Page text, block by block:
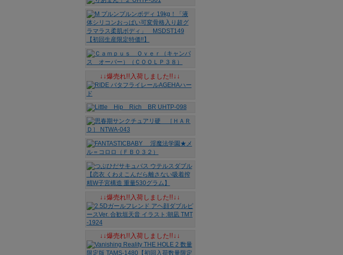
↓↓爆売れ!!入荷しました!!↓↓
↓↓爆売れ!!入荷しました!!↓↓
↓↓爆売れ!!入荷しました!!↓↓